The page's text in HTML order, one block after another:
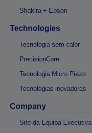
Shakira + Epson
Technologies
Tecnologia sem calor
PrecisionCore
Tecnologia Micro Piezo
Tecnologias inovadoras
Company
Site da Equipa Executiva